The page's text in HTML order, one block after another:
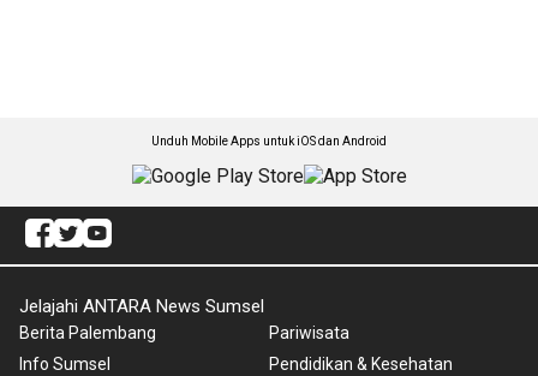
Unduh Mobile Apps untuk iOS dan Android
Jelajahi ANTARA News Sumsel
Berita Palembang
Info Sumsel
Pariwisata
Pendidikan & Kesehatan